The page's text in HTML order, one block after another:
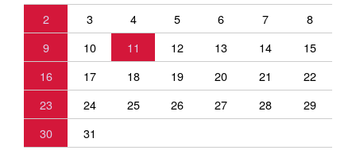
2
3 4 5 6 7
8
9
10 11 12 13 14
15
16
17 18 19 20 21
22
23
24 25 26 27 28
29
30
31